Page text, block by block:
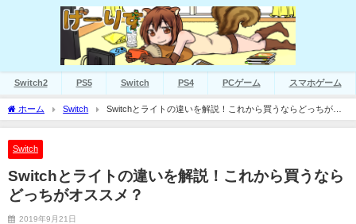
Switch2 PS5 Switch PS4 PCゲーム スマホゲーム
ホーム Switch
Switchとライトの違いを解説！これから買うならどっちがオ
ススメ？
Switch
Switchとライトの違いを解説！これから買うなら
どっちがオススメ？
2019年9月21日